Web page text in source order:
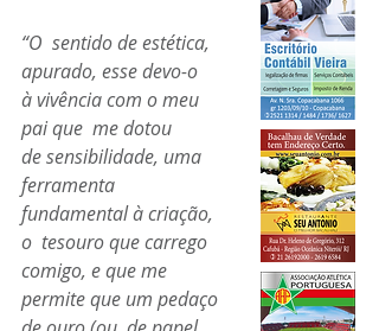
“O  sentido de estética,
apurado, esse devo-o
à vivência com o meu
pai que  me dotou
de sensibilidade, uma
ferramenta
fundamental à criação,
o  tesouro que carrego
comigo, e que me
permite que um pedaço